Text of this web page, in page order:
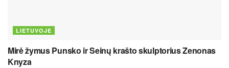
LIETUVOJE
Mirė žymus Punsko ir Seinų krašto skulptorius Zenonas
Knyza